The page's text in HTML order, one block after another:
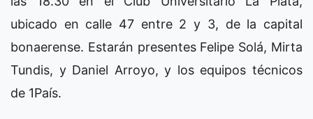
ubicado en calle 47 entre 2 y 3, de la capital
bonaerense. Estarán presentes Felipe Solá, Mirta
Tundis, y Daniel Arroyo, y los equipos técnicos
de 1País.